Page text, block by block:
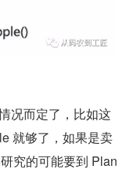
况而定了，比如这
就够了，如果是卖
究的可能要到 Plan